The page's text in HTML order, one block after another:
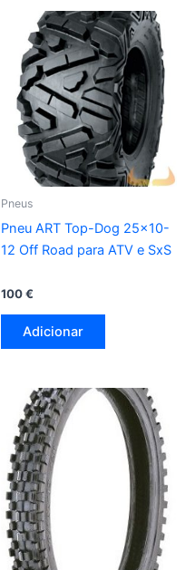
Pneus
Pneu ART Top-Dog 25×10-
12 Off Road para ATV e SxS
100€
Adicionar